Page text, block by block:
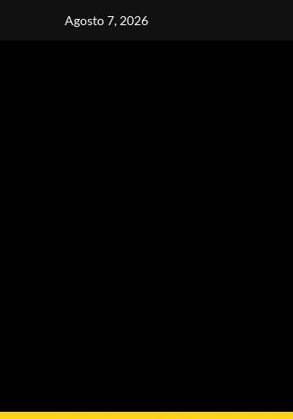
Agosto 7, 2026